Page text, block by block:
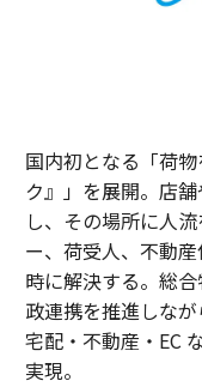
国内初となる「荷
ク』」を展開。店
し、その場所に人
ー、荷受人、不動
時に解決する。総
政連携を推進しな
宅配・不動産・EC
実現。